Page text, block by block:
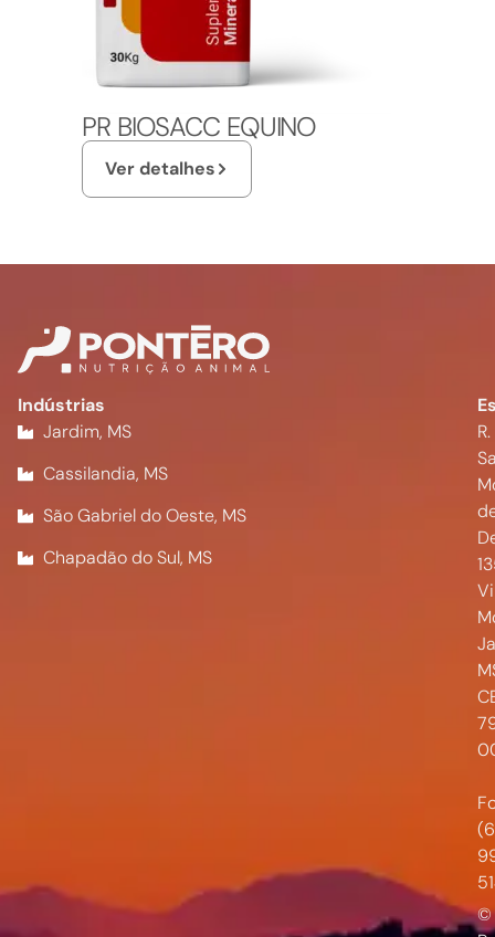
PR BIOSACC EQUINO
Ver detalhes
Indústrias
Jardim, MS
Cassilandia, MS
São Gabriel do Oeste, MS
Chapadão do Sul, MS
R.
©